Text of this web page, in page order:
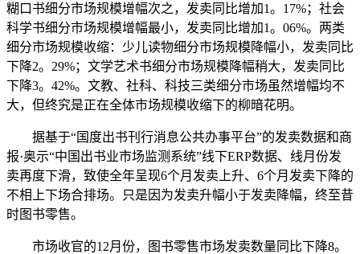
糊口书细分市场规模增幅次之，发卖同比增加1。17%；社会
科学书细分市场规模增幅最小，发卖同比增加1。06%。两类
细分市场规模收缩：少儿读物细分市场规模降幅小，发卖同比
下降2。29%；文学艺术书细分市场规模降幅稍大，发卖同比
下降3。42%。文教、社科、科技三类细分市场虽然增幅均不
大，但终究是正在全体市场规模收缩下的柳暗花明。
据基于“国度出书刊行消息公共办事平台”的发卖数据和商
报·奥示“中国出书业市场监测系统”线下ERP数据、线月份发
卖再度下滑，致使全年呈现6个月发卖上升、6个月发卖下降的
不相上下场合排场。只是因为发卖升幅小于发卖降幅，终至昔
时图书零售。
市场收官的12月份，图书零售市场发卖数量同比下降8。